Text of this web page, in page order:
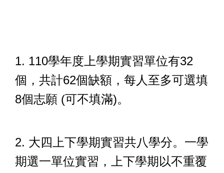
1. 110學年度上學期實習單位有32
個，共計62個缺額，每人至多可選填
8個志願 (可不填滿)。
2. 大四上下學期實習共八學分。一學
期選一單位實習，上下學期以不重覆